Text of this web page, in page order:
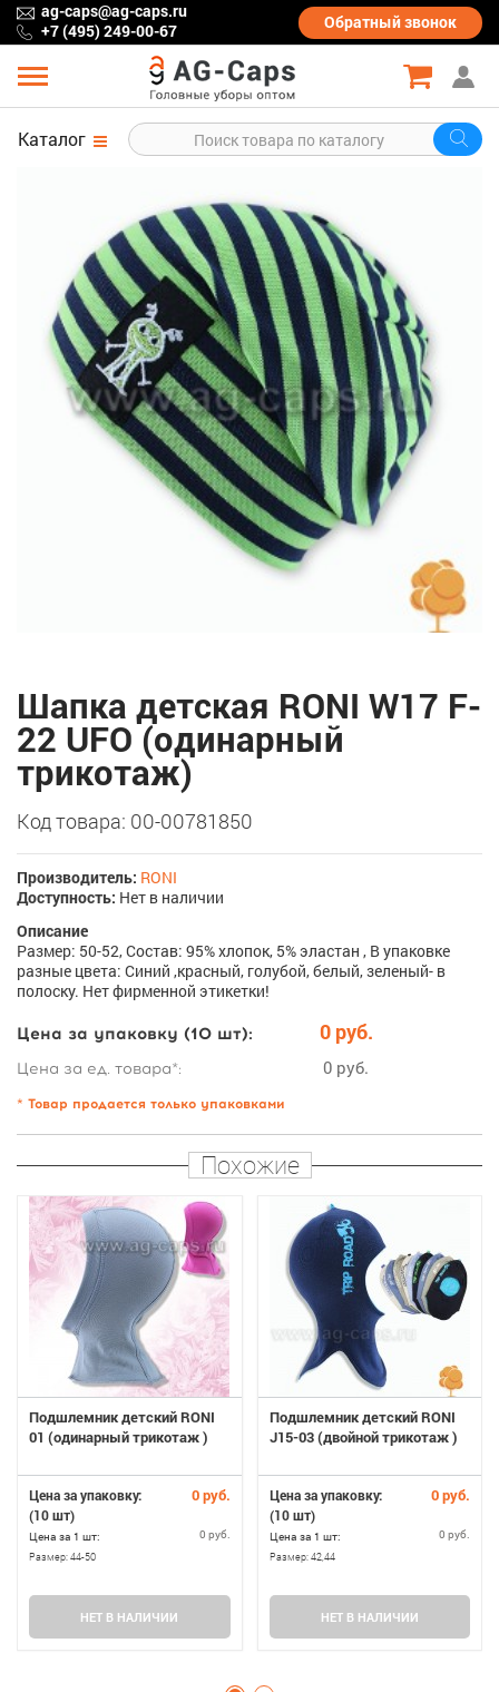
ag-caps@ag-caps.ru
+7 (495) 249-00-67
Обратныйзвонок
Каталог
Шапка детская RONI W17 F-
22 UFO (одинарный
трикотаж)
Код товара: 00-00781850
Производитель: RONI
Доступность: Нет в наличии
Описание
Размер: 50-52, Состав: 95% хлопок, 5% эластан , В упаковке
разные цвета: Синий ,красный, голубой, белый, зеленый- в
полоску. Нет фирменной этикетки!
Цена за упаковку (10 шт): 0 руб.
Цена за ед. товара*: 0 руб.
* Товар продается только упаковками
Похожие
Подшлемник детский RONI
01 (одинарный трикотаж )
Цена за упаковку: 0 руб.
(10 шт)
Цена за 1 шт: 0 руб.
Размер:44-50
НЕТ В НАЛИЧИИ
Подшлемник детский RONI
J15-03 (двойной трикотаж )
Цена за упаковку: 0 руб.
(10 шт)
Цена за 1 шт: 0 руб.
Размер: 42,44
НЕТ В НАЛИЧИИ